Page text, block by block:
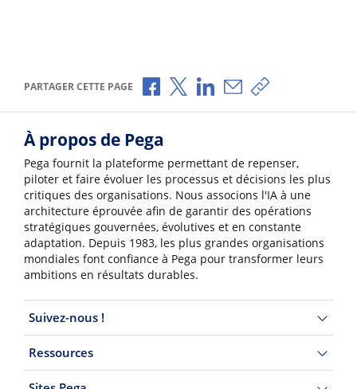
PARTAGER CETTE PAGE Partager via Facebook
Partager via X
Partager via LinkedIn
Partager par e-mail
Copier le lien
À propos de Pega
Pega fournit la plateforme permettant de repenser,
piloter et faire évoluer les processus et décisions les plus
critiques des organisations. Nous associons l'IA à une
architecture éprouvée afin de garantir des opérations
stratégiques gouvernées, évolutives et en constante
adaptation. Depuis 1983, les plus grandes organisations
mondiales font confiance à Pega pour transformer leurs
ambitions en résultats durables.
Suivez-nous !
Ressources